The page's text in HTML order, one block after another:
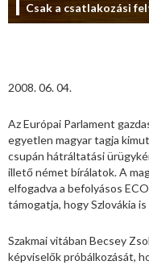
Csak a csatlakozási
2008. 06. 04.
Az Európai Parlament
egyetlen magyar tagja
csupán hátráltatási
illető német bírálatok. A
elfogadva a befolyásos
támogatja, hogy Szlovákia
Szakmai vitában Becsey
képviselők próbálkozását,